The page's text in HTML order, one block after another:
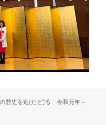
歴史を辿(たど)る 令和元年～